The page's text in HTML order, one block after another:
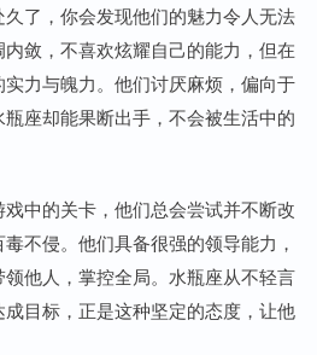
了，你会发现他们的魅力令人无法
敛，不喜欢炫耀自己的能力，但在
力与魄力。他们讨厌麻烦，偏向于
座却能果断出手，不会被生活中的
中的关卡，他们总会尝试并不断改
不侵。他们具备很强的领导能力，
他人，掌控全局。水瓶座从不轻言
目标，正是这种坚定的态度，让他